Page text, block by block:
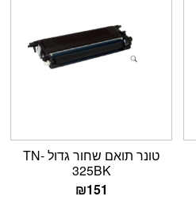
טונר תואם שחור גדול TN-
325BK
₪151